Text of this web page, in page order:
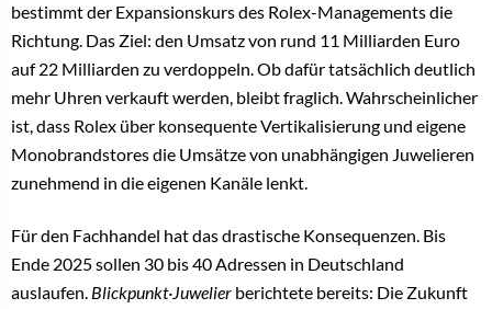
bestimmt der Expansionskurs des Rolex-Managements die
Richtung. Das Ziel: den Umsatz von rund 11 Milliarden Euro
auf 22 Milliarden zu verdoppeln. Ob dafür tatsächlich deutlich
mehr Uhren verkauft werden, bleibt fraglich. Wahrscheinlicher
ist, dass Rolex über konsequente Vertikalisierung und eigene
Monobrandstores die Umsätze von unabhängigen Juwelieren
zunehmend in die eigenen Kanäle lenkt.
Für den Fachhandel hat das drastische Konsequenzen. Bis
Ende 2025 sollen 30 bis 40 Adressen in Deutschland
auslaufen. Blickpunkt·Juwelier berichtete bereits: Die Zukunft